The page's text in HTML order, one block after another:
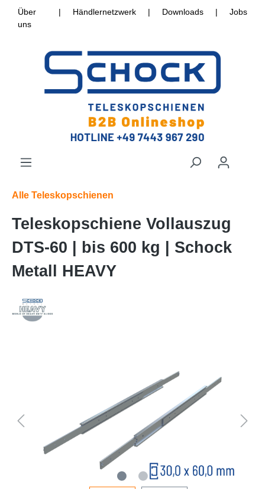
Über
uns
| Händlernetzwerk | Downloads | Jobs
Alle Teleskopschienen
Teleskopschiene Vollauszug
DTS-60 | bis 600 kg | Schock
Metall HEAVY